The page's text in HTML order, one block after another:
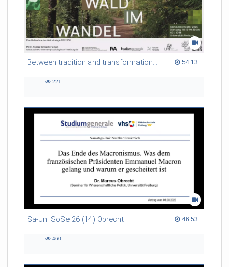
Between tradition and transformation: how owners, advisers and institutions co-create knowledge for resilient forests in Europe 54:13
54:13 duration
221
Sa-Uni SoSe 26 (14) Obrecht 46:53
46:53 duration
460